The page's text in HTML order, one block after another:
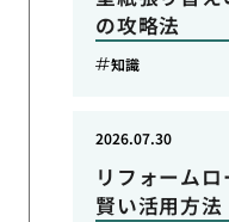
の攻略法
知識
リフォーム
賢い活用方法
2026.07.30